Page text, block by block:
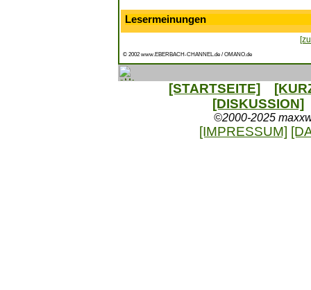
Lesermeinungen
© 2002 www.EBERBACH-CHANNEL.de / OMANO.de
[STARTSEITE]
[DISKUSSION]
©2000-2025
[IMPRESSUM]